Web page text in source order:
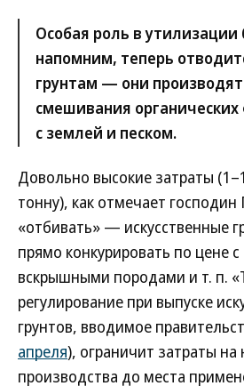
Особая роль в
напомним, теперь
грунтам — они
смешивания
с землей и песком.
Довольно высокие затраты
тонну), как отмечает
«отбивать» — искусственные
прямо конкурировать по цене
вскрышными породами и т. п.
регулирование при выпуске
грунтов, вводимое
апреля), ограничит затраты на
производства до места